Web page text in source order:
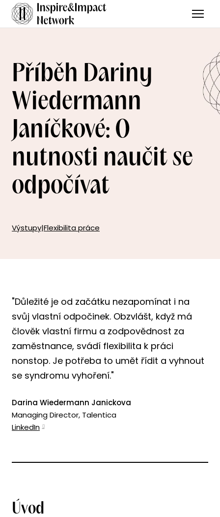
Menu
Příběh Dariny
Wiedermann
Janíčkové: O
nutnosti naučit se
odpočívat
Výstupy|Flexibilita práce
"Důležité je od začátku nezapomínat i na
svůj vlastní odpočinek. Obzvlášt, když má
člověk vlastní firmu a zodpovědnost za
zaměstnance, svádí flexibilita k práci
nonstop. Je potřeba to umět řídit a vyhnout
se syndromu vyhoření."
Darina Wiedermann Janickova
Managing Director, Talentica
LinkedIn
Úvod